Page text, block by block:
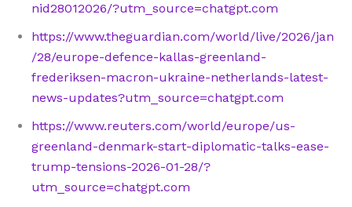
nid28012026/?utm_source=chatgpt.com
https://www.theguardian.com/world/live/2026/jan
/28/europe-defence-kallas-greenland-
frederiksen-macron-ukraine-netherlands-latest-
news-updates?utm_source=chatgpt.com
https://www.reuters.com/world/europe/us-
greenland-denmark-start-diplomatic-talks-ease-
trump-tensions-2026-01-28/?
utm_source=chatgpt.com